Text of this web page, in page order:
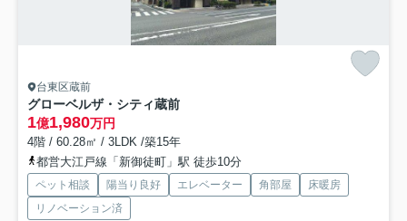
台東区蔵前
グローベルザ・シティ蔵前
1億1,980万円
4階 / 60.28㎡ / 3LDK /築15年
都営大江戸線「新御徒町」駅 徒歩10分
ペット相談 陽当り良好 エレベーター 角部屋
床暖房
リノベーション済